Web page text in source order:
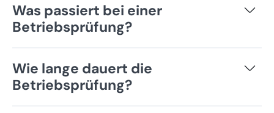
Was passiert bei einer
Betriebsprüfung?
Finanzamt oder die Rentenkasse, ob Belege
korrekt verbucht und Abgaben in einem
Wie lange dauert die
Betriebsprüfung?